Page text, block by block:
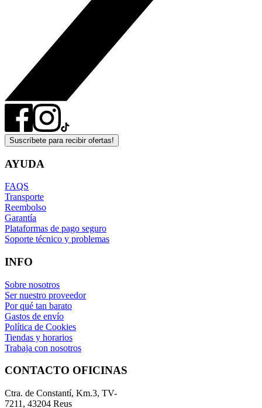
Suscríbete para recibir ofertas!
AYUDA
FAQS
Transporte
Reembolso
Garantía
Plataformas de pago seguro
Soporte técnico y problemas
INFO
Sobre nosotros
Ser nuestro proveedor
Por qué tan barato
Gastos de envío
Política de Cookies
Tiendas y horarios
Trabaja con nosotros
CONTACTO OFICINAS
Ctra. de Constantí, Km.3, TV-
7211, 43204 Reus